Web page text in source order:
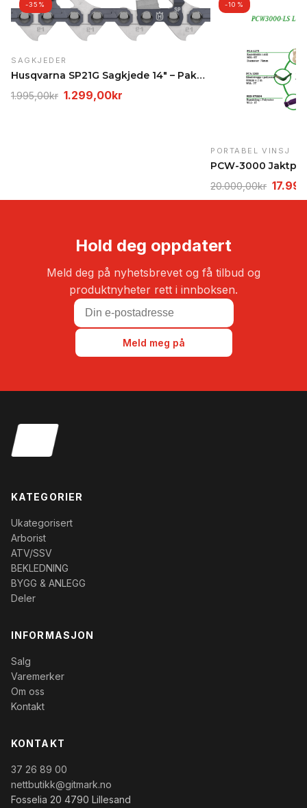
-35%
SAGKJEDER
Husqvarna SP21G Sagkjede 14" – Pakke 5 stk, .325"…
1.995,00kr Opprinnelig
1.299,00kr
-10%
PORTABEL VINSJ
20.000,00kr
pris
Hold deg oppdatert
Meld deg på nyhetsbrevet og få tilbud og
produktnyheter rett i innboksen.
Meld meg på
KATEGORIER
Ukategorisert
Arborist
ATV/SSV
BEKLEDNING
BYGG & ANLEGG
Deler
INFORMASJON
Salg
Varemerker
Om oss
Kontakt
KONTAKT
37 26 89 00
nettbutikk@gitmark.no
Fosselia 20 4790 Lillesand